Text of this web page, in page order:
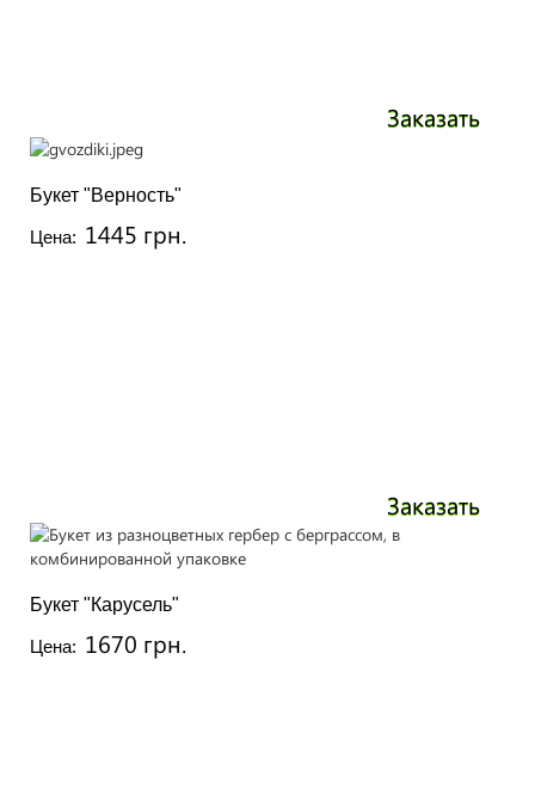
Заказать
Букет "Верность"
Цена: 1445 грн.
Заказать
Букет "Карусель"
Цена: 1670 грн.